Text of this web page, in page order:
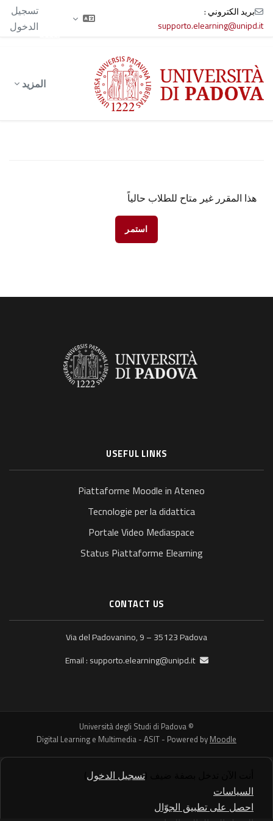
بريد الكتروني :
supporto.elearning@unipd.it
تسجيل
الدخول
المزيد
هذا المقرر غير متاح للطلاب حالياً
استمر
USEFUL LINKS
Piattaforme Moodle in Ateneo
Tecnologie per la didattica
Portale Video Mediaspace
Status Piattaforme Elearning
CONTACT US
Via del Padovanino, 9 – 35123 Padova
Email :
supporto.elearning@unipd.it
© Università degli Studi di Padova
Digital Learning e Multimedia - ASIT - Powered by Moodle
تسجيل الدخول
السياسات
احصل على تطبيق الجوّال